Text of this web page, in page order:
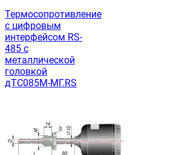
Термосопротивление
с цифровым
интерфейсом RS-
485 с
металлической
головкой
дТС085М-МГ.RS